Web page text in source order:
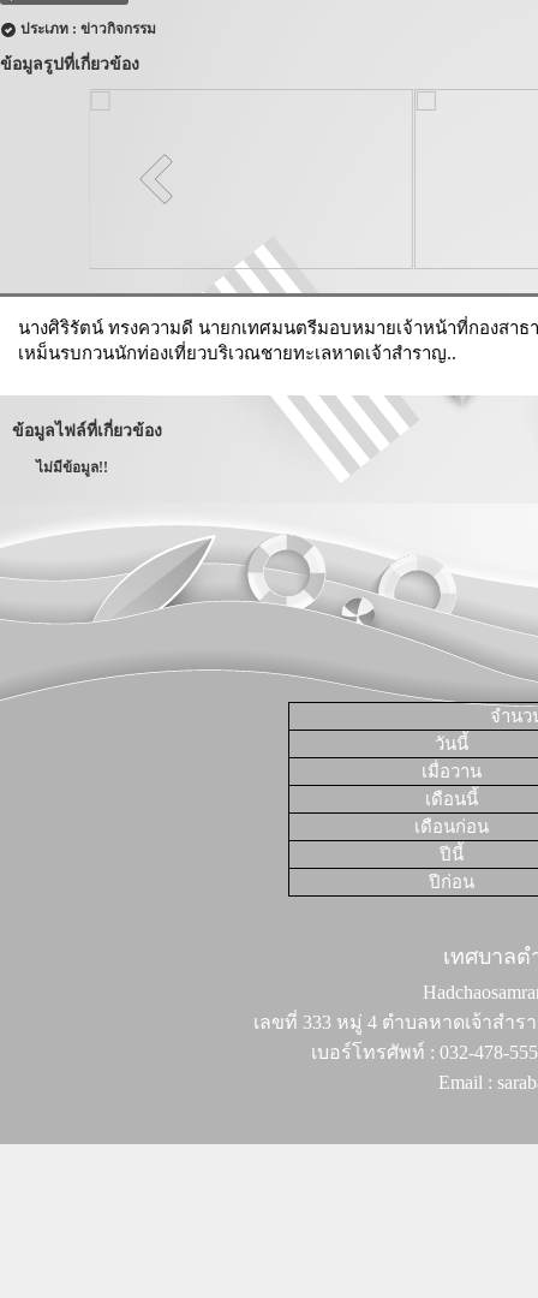
ประเภท : ข่าวกิจกรรม
ข้อมูลรูปที่เกี่ยวข้อง
นางศิริรัตน์ ทรงความดี นายกเทศมนตรีมอบหมายเจ้าหน้าที่กองสา
เหม็นรบกวนนักท่องเที่ยวบริเวณชายทะเลหาดเจ้าสำราญ..
ข้อมูลไฟล์ที่เกี่ยวข้อง
ไม่มีข้อมูล!!
จำนว
วันนี้
เมื่อวาน
เดือนนี้
เดือนก่อน
ปีนี้
ปีก่อน
เทศบาล
เลขที่ 333 หมู่ 4 ตำบลหาดเจ้าสำร
เบอร์โทรศัพท์ : 032-478-
Email :